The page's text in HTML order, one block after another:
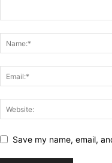
Save my name, email,